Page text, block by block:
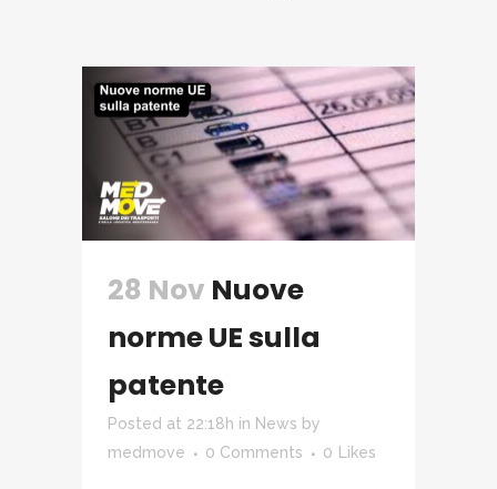
28 Nov Nuove
norme UE sulla
patente
Posted at 22:18h in News by
medmove
0 Comments 0 Likes